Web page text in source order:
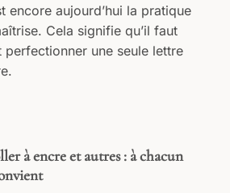
encore aujourd’hui la pratique
Cela signifie qu’il faut
une seule lettre
à encre et autres : à chacun